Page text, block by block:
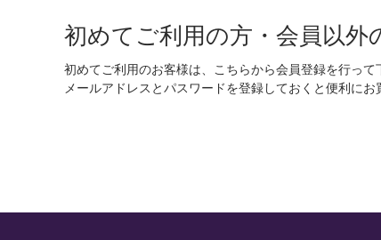
初めてご利用の方・会員以外
初めてご利用のお客様は、こちらから会員登録を行って
メールアドレスとパスワードを登録しておくと便利にお